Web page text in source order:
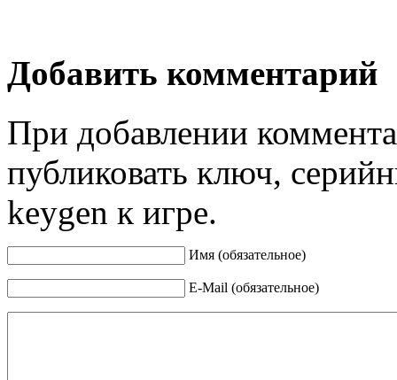
Добавить комментарий
При добавлении
публиковать ключ,
keygen к игре.
Имя (обязательное)
E-Mail (обязательное)